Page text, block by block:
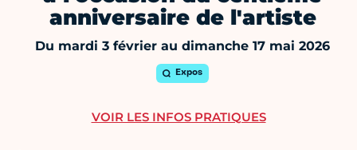
anniversaire de l'artiste
Du mardi 3 février au dimanche 17 mai 2026
Expos
VOIR LES INFOS PRATIQUES